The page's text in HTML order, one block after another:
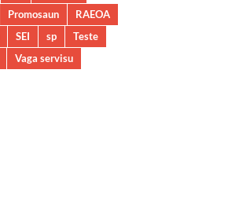
Promosaun
RAEOA
SEI sp
Teste
Vaga servisu